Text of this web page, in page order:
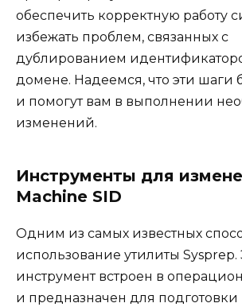
обеспечить корректную работу
избежать проблем, связанных с
дублированием
домене. Надеемся, что эти шаги
и помогут вам в выполнении
изменений.
Инструменты для
Machine SID
Одним из самых известных
использование утилиты Sysprep.
инструмент встроен в
и предназначен для